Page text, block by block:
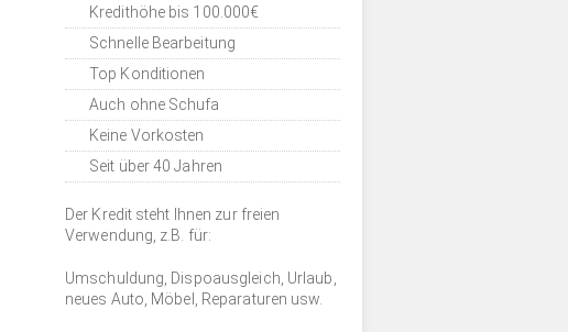
Kredithöhe bis 100.000€
Schnelle Bearbeitung
Top Konditionen
Auch ohne Schufa
Keine Vorkosten
Seit über 40 Jahren
Der Kredit steht Ihnen zur freien
Verwendung, z.B. für:
Umschuldung, Dispoausgleich, Urlaub,
neues Auto, Möbel, Reparaturen usw.